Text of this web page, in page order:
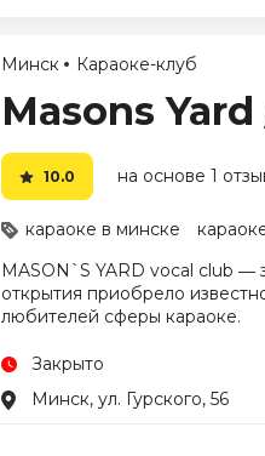
Минск Караоке-клуб
Masons
10.0 на основе 1
караоке в минске
MASON`S YARD vocal club ―
открытия приобрело
любителей сферы караоке.
Закрыто
Минск, ул. Гурского, 56